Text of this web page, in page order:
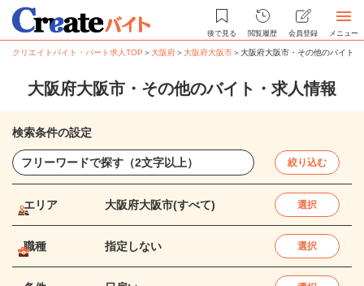
後で見る 閲覧履歴 会員登録 メニュー
クリエイトバイト・パート求人TOP ＞大阪府＞大阪府大阪市＞大阪府大阪市・その他のバイト
大阪府大阪市・その他のバイト・求人情報
検索条件の設定
絞り込む
エリア 大阪府大阪市(すべて) 選択
職種 指定しない 選択